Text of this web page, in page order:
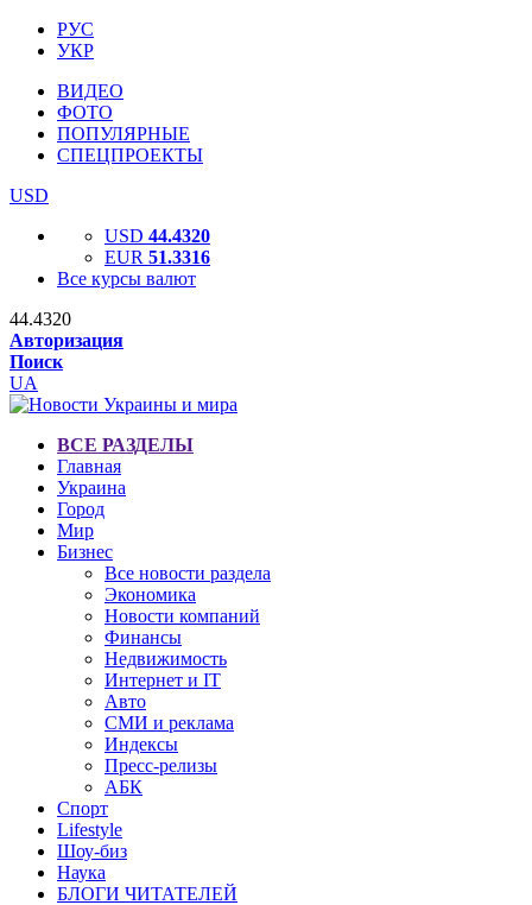
РУС
УКР
ВИДЕО
ФОТО
ПОПУЛЯРНЫЕ
СПЕЦПРОЕКТЫ
USD
USD 44.4320
EUR 51.3316
Все курсы валют
44.4320
Авторизация
Поиск
UA
ВСЕ РАЗДЕЛЫ
Главная
Украина
Город
Мир
Бизнес
Все новости раздела
Экономика
Новости компаний
Финансы
Недвижимость
Интернет и IT
Авто
СМИ и реклама
Индексы
Пресс-релизы
АБК
Спорт
Lifestyle
Шоу-биз
Наука
БЛОГИ ЧИТАТЕЛЕЙ